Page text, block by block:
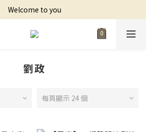
Welcome to you
劉政
每頁顯示 24 個